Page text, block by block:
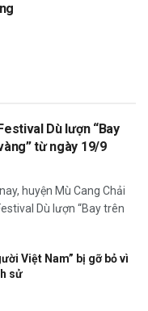
Dù lượn “Bay
từ ngày 19/9
huyện Mù Cang Chải
Dù lượn “Bay trên
Việt Nam” bị gỡ bỏ vì
sử